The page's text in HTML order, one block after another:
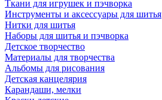
Ткани для игрушек и пэчворка
Инструменты и аксессуары для шитья
Нитки для шитья
Наборы для шитья и пэчворка
Детское творчество
Материалы для творчества
Альбомы для рисования
Детская канцелярия
Карандаши, мелки